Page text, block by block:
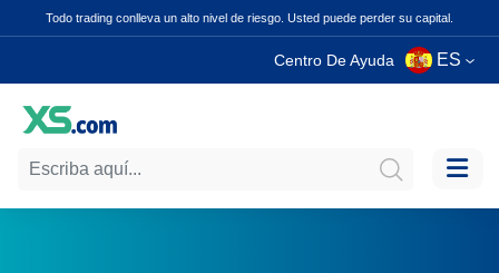
Todo trading conlleva un alto nivel de riesgo. Usted puede perder su capital.
Centro De Ayuda ES